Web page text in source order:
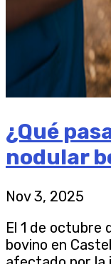
¿Qué
nodular
Nov 3, 2025
El 1 de octubre
bovino en